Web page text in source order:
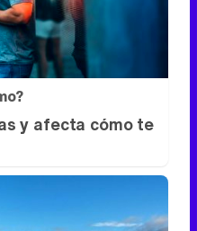
el bostezo es